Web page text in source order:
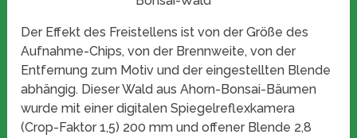
Der Effekt des Freistellens ist von der Größe des
Aufnahme-Chips, von der Brennweite, von der
Entfernung zum Motiv und der eingestellten Blende
abhängig. Dieser Wald aus Ahorn-Bonsai-Bäumen
wurde mit einer digitalen Spiegelreflexkamera
(Crop-Faktor 1,5) 200 mm und offener Blende 2,8